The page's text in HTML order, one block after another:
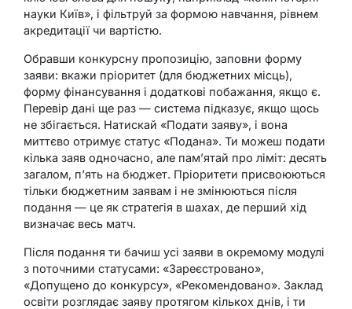
науки Київ», і фільтруй за формою навчання, рівнем
акредитації чи вартістю.
Обравши конкурсну пропозицію, заповни форму
заяви: вкажи пріоритет (для бюджетних місць),
форму фінансування і додаткові побажання, якщо є.
Перевір дані ще раз — система підказує, якщо щось
не збігається. Натискай «Подати заяву», і вона
миттєво отримує статус «Подана». Ти можеш подати
кілька заяв одночасно, але пам’ятай про ліміт: десять
загалом, п’ять на бюджет. Пріоритети присвоюються
тільки бюджетним заявам і не змінюються після
подання — це як стратегія в шахах, де перший хід
визначає весь матч.
Після подання ти бачиш усі заяви в окремому модулі
з поточними статусами: «Зареєстровано»,
«Допущено до конкурсу», «Рекомендовано». Заклад
освіти розглядає заяву протягом кількох днів, і ти